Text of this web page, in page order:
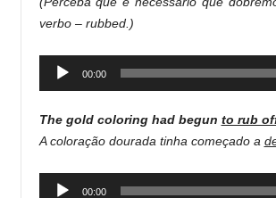
verbo – rubbed.)
Audio
00:00
The gold coloring had begun to rub
A coloração dourada tinha começado a
Audio
00:00